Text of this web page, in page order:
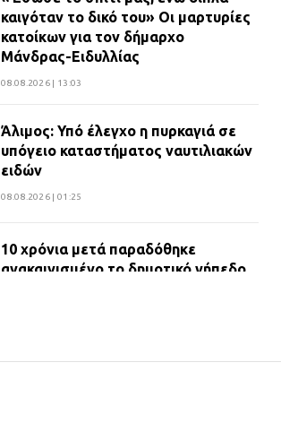
καιγόταν το δικό του» Οι μαρτυρίες
κατοίκων για τον δήμαρχο
Μάνδρας-Ειδυλλίας
08.08.2026 | 13:03
Άλιμος: Υπό έλεγχο η πυρκαγιά σε
υπόγειο καταστήματος ναυτιλιακών
ειδών
08.08.2026 | 01:25
10 χρόνια μετά παραδόθηκε
ανακαινισμένο το δημοτικό γήπεδο
ΔΗΜΟΣ ΜΑΝΔΡΑΣ ΕΙΔΥΛΛΙΑΣ: